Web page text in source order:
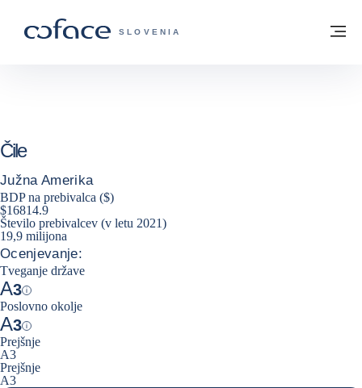
COFACE - ZAČETNA STRAN
SLOVENIA
Domov
Čile
Južna Amerika
BDP na prebivalca ($)
$16814.9
Število prebivalcev (v letu 2021)
19,9 milijona
Ocenjevanje:
Tveganje države
A3
Help
Poslovno okolje
A3
Help
Prejšnje
A3
Prejšnje
A3